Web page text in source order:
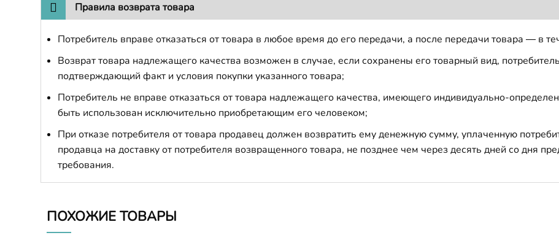
Правила возврата товара
Потребитель вправе отказаться от товара в любое время до его передачи, а после передачи товара — в
Возврат товара надлежащего качества возможен в случае, если сохранены его товарный вид,
подтверждающий факт и условия покупки указанного товара;
Потребитель не вправе отказаться от товара надлежащего качества, имеющего индивидуально-
быть использован исключительно приобретающим его человеком;
При отказе потребителя от товара продавец должен возвратить ему денежную сумму, уплаченную
продавца на доставку от потребителя возвращенного товара, не позднее чем через десять дней со дня
требования.
ПОХОЖИЕ ТОВАРЫ